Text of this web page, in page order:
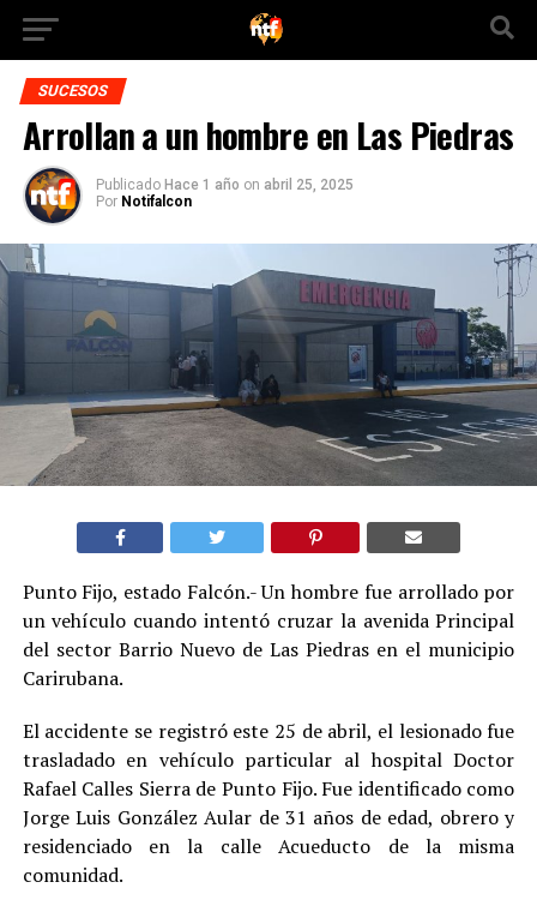
SUCESOS
Arrollan a un hombre en Las Piedras
Publicado Hace 1 año on abril 25, 2025
Por Notifalcon
Punto Fijo, estado Falcón.- Un hombre fue arrollado por
un vehículo cuando intentó cruzar la avenida Principal
del sector Barrio Nuevo de Las Piedras en el municipio
Carirubana.
El accidente se registró este 25 de abril, el lesionado fue
trasladado en vehículo particular al hospital Doctor
Rafael Calles Sierra de Punto Fijo. Fue identificado como
Jorge Luis González Aular de 31 años de edad, obrero y
residenciado en la calle Acueducto de la misma
comunidad.